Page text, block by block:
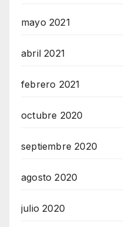
mayo 2021
abril 2021
febrero 2021
octubre 2020
septiembre 2020
agosto 2020
julio 2020